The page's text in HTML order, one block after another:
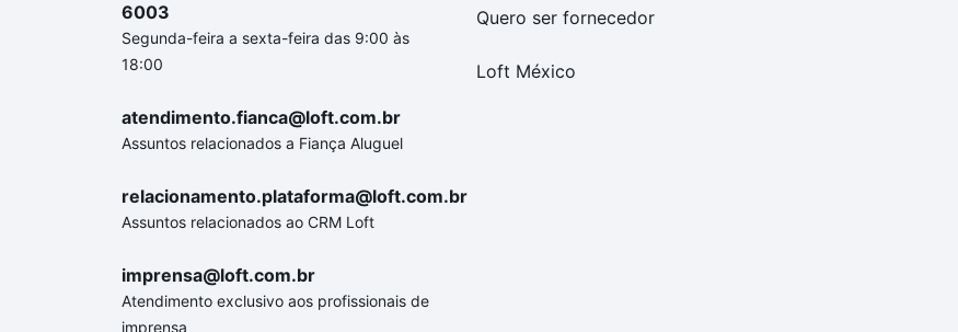
6003
Segunda-feira a sexta-feira das 9:00 às
18:00
atendimento.fianca@loft.com.br
Assuntos relacionados a Fiança Aluguel
relacionamento.plataforma@loft.com.br
Assuntos relacionados ao CRM Loft
imprensa@loft.com.br
Atendimento exclusivo aos profissionais de
imprensa
Quero ser fornecedor
Loft México